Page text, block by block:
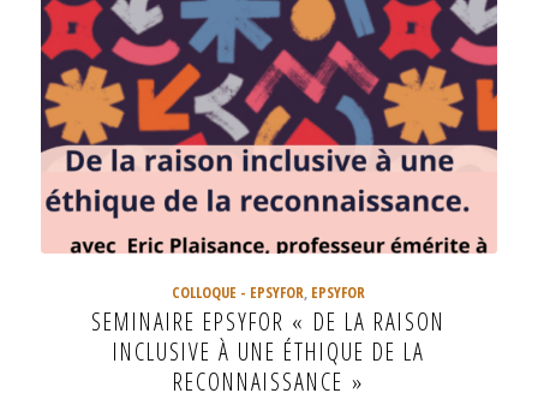
COLLOQUE - EPSYFOR, EPSYFOR
SEMINAIRE EPSYFOR « DE LA RAISON
INCLUSIVE À UNE ÉTHIQUE DE LA
RECONNAISSANCE »